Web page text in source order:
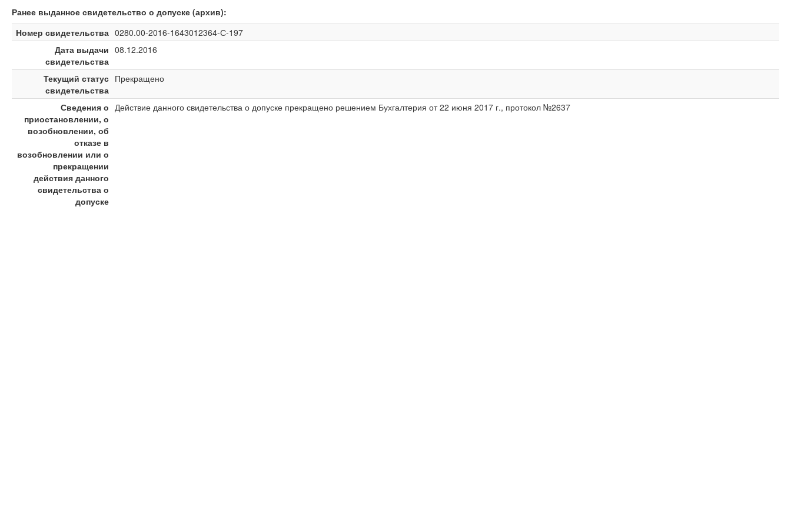
Ранее выданное свидетельство о допуске (архив):
Номер свидетельства 0280.00-2016-1643012364-С-197
Дата выдачи
свидетельства
08.12.2016
Текущий статус
свидетельства
Прекращено
Сведения о
приостановлении, о
возобновлении, об
отказе в
возобновлении или о
прекращении
действия данного
свидетельства о
допуске
Действие данного свидетельства о допуске прекращено решением Бухгалтерия от 22 июня 2017 г., протокол №2637